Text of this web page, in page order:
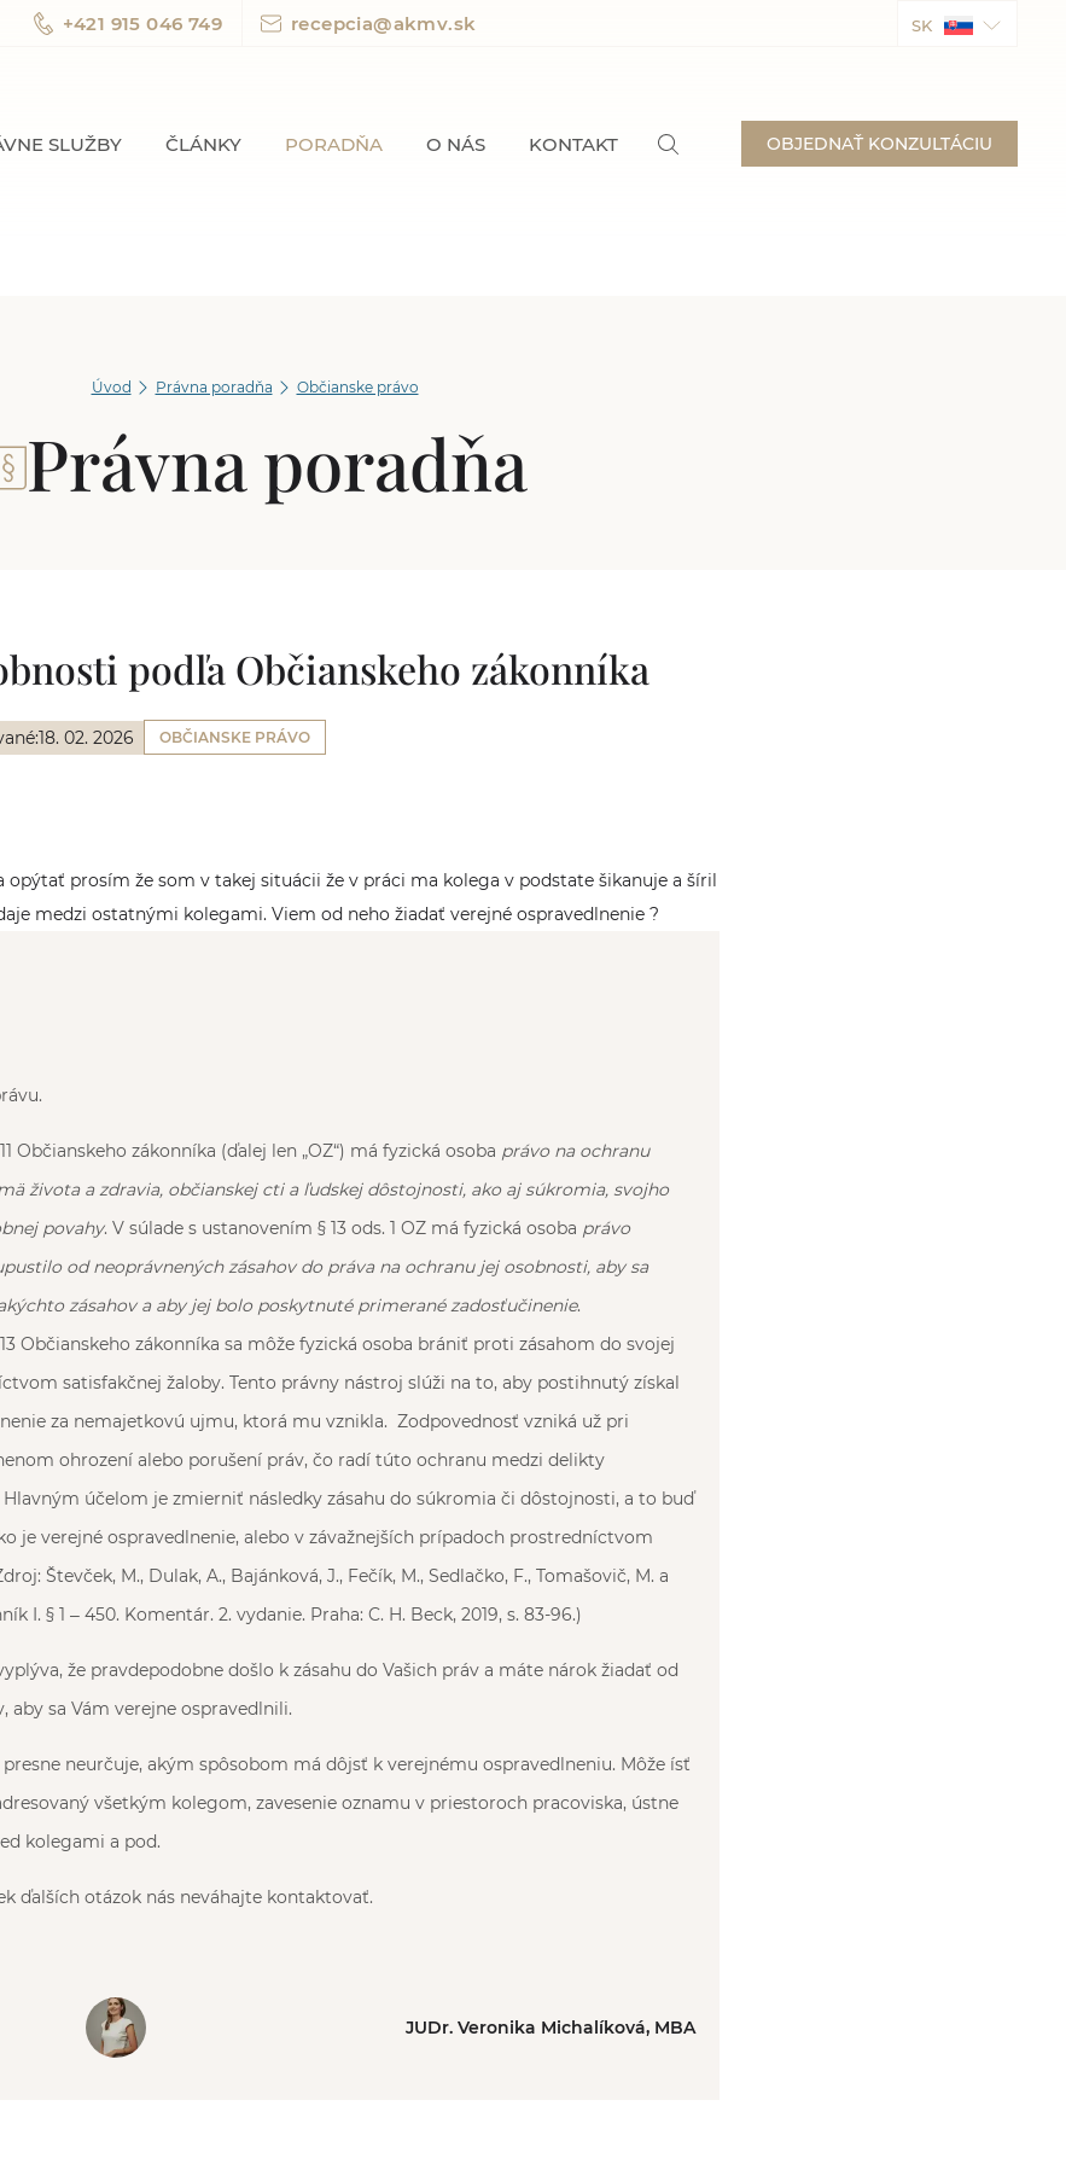
+421 915 046 749 recepcia@akmv.sk SK
SLUŽBY ČLÁNKY PORADŇA O NÁS KONTAKT OBJEDNAŤ KONZULTÁCIU
Úvod Právna poradňa Občianske právo
Právna poradňa
podľa Občianskeho zákonníka
18. 02. 2026 OBČIANSKE PRÁVO
opýtať prosím že som v takej situácii že v práci ma kolega v podstate šikanuje a šíril
medzi ostatnými kolegami. Viem od neho žiadať verejné ospravedlnenie ?
Občianskeho zákonníka (ďalej len „OZ“) má fyzická osoba právo na ochranu
života a zdravia, občianskej cti a ľudskej dôstojnosti, ako aj súkromia, svojho
povahy. V súlade s ustanovením § 13 ods. 1 OZ má fyzická osoba právo
od neoprávnených zásahov do práva na ochranu jej osobnosti, aby sa
zásahov a aby jej bolo poskytnuté primerané zadosťučinenie.
Občianskeho zákonníka sa môže fyzická osoba brániť proti zásahom do svojej
satisfakčnej žaloby. Tento právny nástroj slúži na to, aby postihnutý získal
za nemajetkovú ujmu, ktorá mu vznikla. Zodpovednosť vzniká už pri
ohrození alebo porušení práv, čo radí túto ochranu medzi delikty
účelom je zmierniť následky zásahu do súkromia či dôstojnosti, a to buď
je verejné ospravedlnenie, alebo v závažnejších prípadoch prostredníctvom
Števček, M., Dulak, A., Bajánková, J., Fečík, M., Sedlačko, F., Tomašovič, M. a
I. § 1 ‒ 450. Komentár. 2. vydanie. Praha: C. H. Beck, 2019, s. 83-96.)
že pravdepodobne došlo k zásahu do Vašich práv a máte nárok žiadať od
aby sa Vám verejne ospravedlnili.
neurčuje, akým spôsobom má dôjsť k verejnému ospravedlneniu. Môže ísť
všetkým kolegom, zavesenie oznamu v priestoroch pracoviska, ústne
kolegami a pod.
ďalších otázok nás neváhajte kontaktovať.
JUDr. Veronika Michalíková, MBA